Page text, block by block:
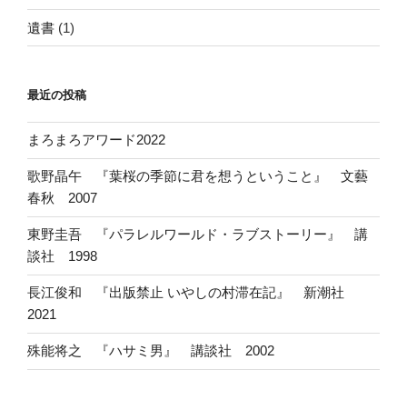
遺書 (1)
最近の投稿
まろまろアワード2022
歌野晶午 『葉桜の季節に君を想うということ』 文藝
春秋 2007
東野圭吾 『パラレルワールド・ラブストーリー』 講
談社 1998
長江俊和 『出版禁止 いやしの村滞在記』 新潮社
2021
殊能将之 『ハサミ男』 講談社 2002